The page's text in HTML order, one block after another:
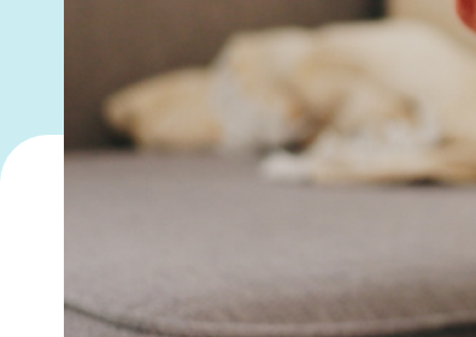
Contact met
you.
Contact